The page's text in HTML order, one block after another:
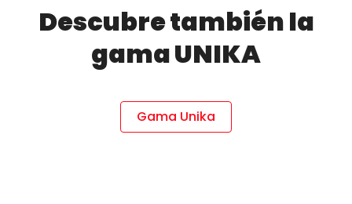
Descubre también la
gama UNIKA
Gama Unika